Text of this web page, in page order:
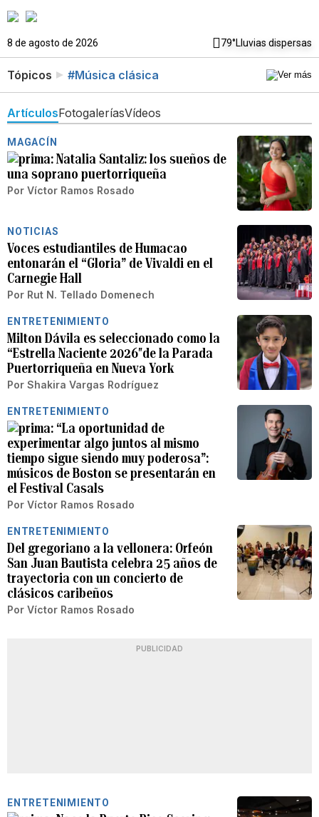
8 de agosto de 2026 79°Lluvias dispersas
Tópicos #Música clásica
ArtículosFotogaleríasVídeos
MAGACÍN
Natalia Santaliz: los sueños de
una soprano puertorriqueña
Por Víctor Ramos Rosado
NOTICIAS
Voces estudiantiles de Humacao
entonarán el “Gloria” de Vivaldi en el
Carnegie Hall
Por Rut N. Tellado Domenech
ENTRETENIMIENTO
Milton Dávila es seleccionado como la
“Estrella Naciente 2026″de la Parada
Puertorriqueña en Nueva York
Por Shakira Vargas Rodríguez
ENTRETENIMIENTO
“La oportunidad de
experimentar algo juntos al mismo
tiempo sigue siendo muy poderosa”:
músicos de Boston se presentarán en
el Festival Casals
Por Víctor Ramos Rosado
ENTRETENIMIENTO
Del gregoriano a la vellonera: Orfeón
San Juan Bautista celebra 25 años de
trayectoria con un concierto de
clásicos caribeños
Por Víctor Ramos Rosado
PUBLICIDAD
ENTRETENIMIENTO